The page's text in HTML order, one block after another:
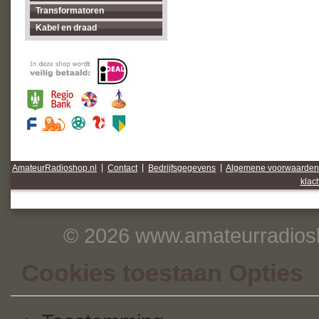
Transformatoren
Kabel en draad
AmateurRadioshop.nl Contact Bedrijfsgegevens
Algemene voorwaarden
© 2026
Cookies toestaan Opties